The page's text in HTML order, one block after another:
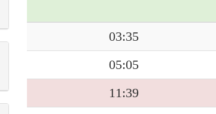
03:35
05:05
11:39